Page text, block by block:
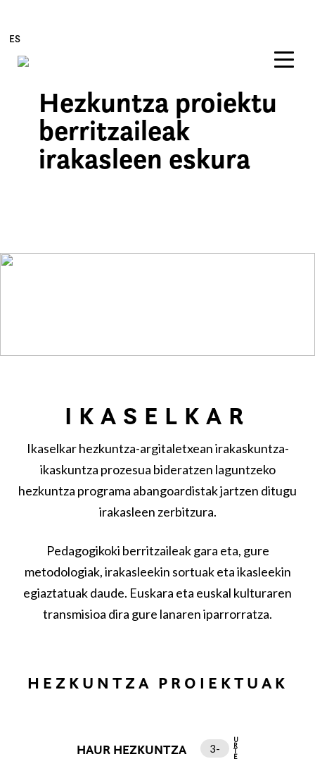
Edukira zuzenean joan
ES
Hezkuntza proiektu
berritzaileak
irakasleen eskura
IKASELKAR
Ikaselkar hezkuntza-argitaletxean irakaskuntza-
ikaskuntza prozesua bideratzen laguntzeko
hezkuntza programa abangoardistak jartzen ditugu
irakasleen zerbitzura.
Pedagogikoki berritzaileak gara eta, gure
metodologiak, irakasleekin sortuak eta ikasleekin
egiaztatuak daude. Euskara eta euskal kulturaren
transmisioa dira gure lanaren iparrorratza.
HEZKUNTZA PROIEKTUAK
HAUR HEZKUNTZA
3-
URTE